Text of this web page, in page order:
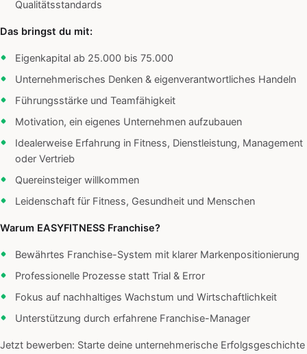
Qualitätsstandards
Das bringst du mit:
Eigenkapital ab 25.000 bis 75.000
Unternehmerisches Denken & eigenverantwortliches Handeln
Führungsstärke und Teamfähigkeit
Motivation, ein eigenes Unternehmen aufzubauen
Idealerweise Erfahrung in Fitness, Dienstleistung, Management
oder Vertrieb
Quereinsteiger willkommen
Leidenschaft für Fitness, Gesundheit und Menschen
Warum EASYFITNESS Franchise?
Bewährtes Franchise-System mit klarer Markenpositionierung
Professionelle Prozesse statt Trial & Error
Fokus auf nachhaltiges Wachstum und Wirtschaftlichkeit
Unterstützung durch erfahrene Franchise-Manager
Jetzt bewerben: Starte deine unternehmerische Erfolgsgeschichte